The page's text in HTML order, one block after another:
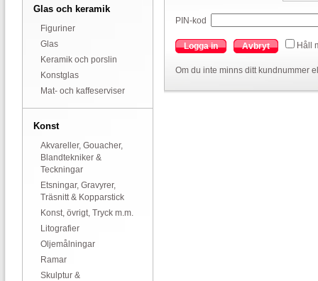
Glas och keramik
Figuriner
Glas
Keramik och porslin
Konstglas
Mat- och kaffeserviser
Konst
Akvareller, Gouacher,
Blandtekniker &
Teckningar
Etsningar, Gravyrer,
Träsnitt & Kopparstick
Konst, övrigt, Tryck m.m.
Litografier
Oljemålningar
Ramar
Skulptur &
PIN-kod
Logga in Avbryt Håll
Om du inte minns ditt kundnummer